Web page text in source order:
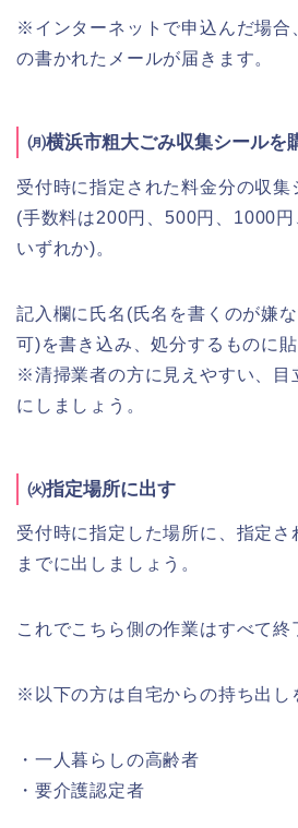
※インターネットで申込んだ場合
の書かれたメールが届きます。
㈪横浜市粗大ごみ収集シールを
受付時に指定された料金分の収集
(手数料は200円、500円、1000
いずれか)。
記入欄に氏名(氏名を書くのが嫌
可)を書き込み、処分するものに貼
※清掃業者の方に見えやすい、目
にしましょう。
㈫指定場所に出す
受付時に指定した場所に、指定
までに出しましょう。
これでこちら側の作業はすべて終
※以下の方は自宅からの持ち出し
・一人暮らしの高齢者
・要介護認定者